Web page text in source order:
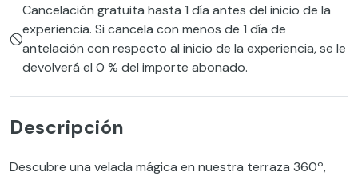
Cancelación gratuita hasta 1 día antes del inicio de la
experiencia. Si cancela con menos de 1 día de
antelación con respecto al inicio de la experiencia, se le
devolverá el 0 % del importe abonado.
Descripción
Descubre una velada mágica en nuestra terraza 360º,